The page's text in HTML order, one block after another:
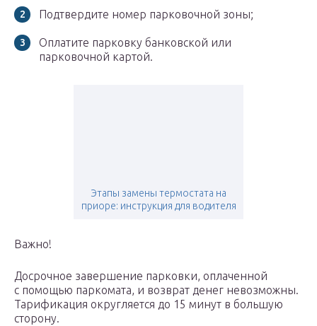
Подтвердите номер парковочной зоны;
Оплатите парковку банковской или
парковочной картой.
Этапы замены термостата на
приоре: инструкция для водителя
Важно!
Досрочное завершение парковки, оплаченной
с помощью паркомата, и возврат денег невозможны.
Тарификация округляется до 15 минут в большую
сторону.